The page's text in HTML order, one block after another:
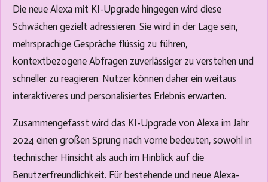
Die neue Alexa mit KI-Upgrade hingegen wird diese
Schwächen gezielt adressieren. Sie wird in der Lage sein,
mehrsprachige Gespräche flüssig zu führen,
kontextbezogene Abfragen zuverlässiger zu verstehen und
schneller zu reagieren. Nutzer können daher ein weitaus
interaktiveres und personalisiertes Erlebnis erwarten.
Zusammengefasst wird das KI-Upgrade von Alexa im Jahr
2024 einen großen Sprung nach vorne bedeuten, sowohl in
technischer Hinsicht als auch im Hinblick auf die
Benutzerfreundlichkeit. Für bestehende und neue Alexa-